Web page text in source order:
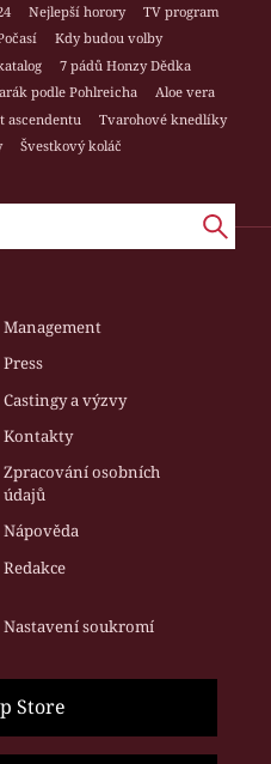
Nejlepší horory
TV program
Kdy budou volby
7 pádů Honzy Dědka
podle Pohlreicha
Aloe vera
ascendentu
Tvarohové knedlíky
Švestkový koláč
Management
Press
Castingy a výzvy
Kontakty
Zpracování osobních
údajů
Nápověda
Redakce
Nastavení soukromí
Store